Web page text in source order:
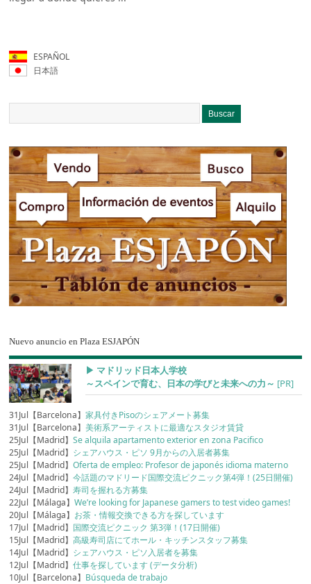
ESPAÑOL
日本語
Nuevo anuncio en Plaza ESJAPÓN
▶︎ マドリッド日本人学校
～スペインで育む、日本の学びと未来への力～ [PR]
31Jul【Barcelona】家具付きPisoのシェアメート募集
31Jul【Barcelona】美術系アーティストに最適なスタジオ賃貸
25Jul【Madrid】Se alquila apartamento exterior en zona Pacifico
25Jul【Madrid】 シェアハウス・ピソ 9月からの入居者募集
25Jul【Madrid】Oferta de empleo: Profesor de japonés idioma materno
24Jul【Madrid】今話題のマドリード国際交流ピクニック第4弾！(25日開催)
24Jul【Madrid】寿司を握れる方募集
22Jul【Málaga】We’re looking for Japanese gamers to test video games!
20Jul【Málaga】 お茶・情報交換できる方を探しています
17Jul【Madrid】 国際交流ピクニック 第3弾！(17日開催)
15Jul【Madrid】高級寿司店にてホール・キッチンスタッフ募集
14Jul【Madrid】 シェアハウス・ピソ入居者を募集
12Jul【Madrid】仕事を探しています (データ分析)
10Jul【Barcelona】 Búsqueda de trabajo